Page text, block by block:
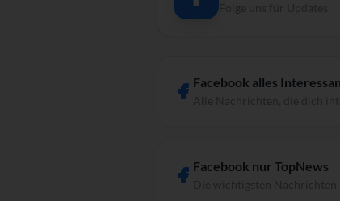
Folge uns für Updates
Facebook alles
Facebook nur TopNews